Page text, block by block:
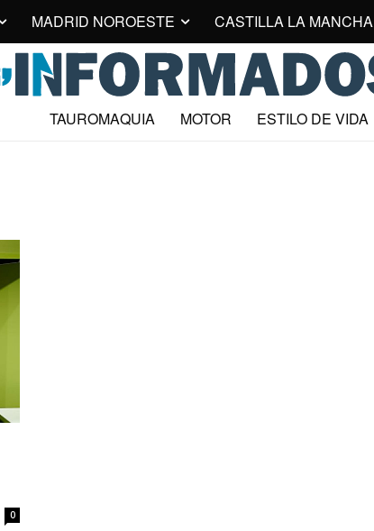
MADRID NOROESTE CASTILLA LA MANCHA
TAUROMAQUIA MOTOR ESTILO DE VIDA
0